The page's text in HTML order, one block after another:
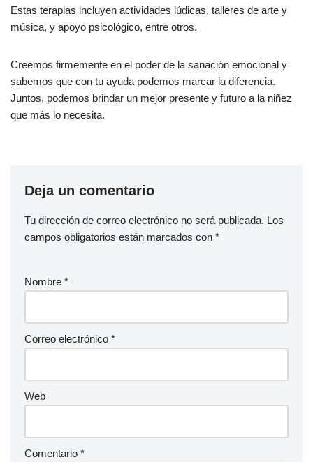
Estas terapias incluyen actividades lúdicas, talleres de arte y
música, y apoyo psicológico, entre otros.
Creemos firmemente en el poder de la sanación emocional y
sabemos que con tu ayuda podemos marcar la diferencia.
Juntos, podemos brindar un mejor presente y futuro a la niñez
que más lo necesita.
Deja un comentario
Tu dirección de correo electrónico no será publicada. Los
campos obligatorios están marcados con *
Nombre *
Correo electrónico *
Web
Comentario *